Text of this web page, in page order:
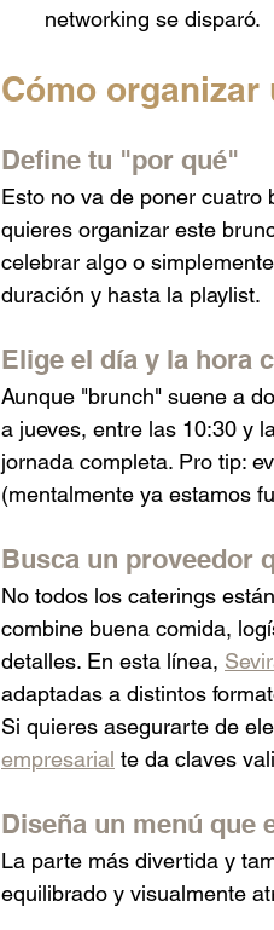
networking se disparó.
Cómo
Define tu "por qué"
Esto no va de poner cuatro
quieres organizar este
celebrar algo o
duración y hasta la playlist.
Elige el día y la hora
Aunque "brunch" suene a
a jueves, entre las 10:30 y
jornada completa. Pro tip:
(mentalmente ya estamos
Busca un proveedor
No todos los caterings
combine buena comida,
detalles. En esta línea,
adaptadas a distintos
Si quieres asegurarte de
empresarial te da claves
Diseña un menú que
La parte más divertida y
equilibrado y visualmente